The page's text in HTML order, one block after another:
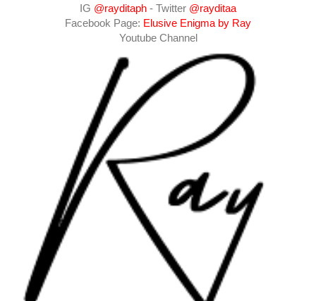
IG @rayditaph - Twitter @rayditaa
Facebook Page: Elusive Enigma by Ray
Youtube Channel